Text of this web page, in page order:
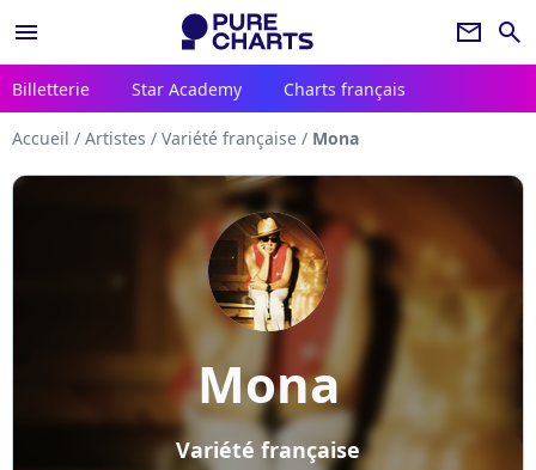
menu newsletter search
Billetterie Star Academy Charts français
Accueil / Artistes / Variété française / Mona
Mona
Variété française